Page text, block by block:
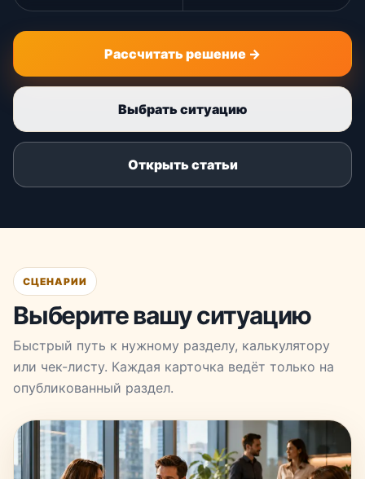
Рассчитать решение →
Выбрать ситуацию
Открыть статьи
СЦЕНАРИИ
Выберите вашу ситуацию
Быстрый путь к нужному разделу, калькулятору
или чек-листу. Каждая карточка ведёт только на
опубликованный раздел.